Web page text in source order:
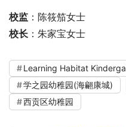
校监 ：陈筱笳女士
校长 ：朱家宝女士
Learning Habitat
学之园幼稚园(海翩康城)
西贡区幼稚园